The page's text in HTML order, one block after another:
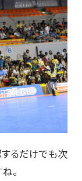
するだけでも次
。